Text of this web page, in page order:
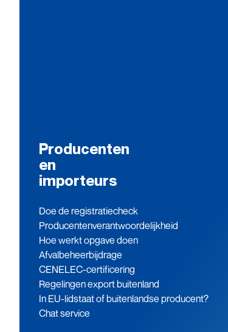
Producenten
en
importeurs
Doe de registratiecheck
Producenten­verantwoordelijkheid
Hoe werkt opgave doen
Afvalbeheerbijdrage
CENELEC-certificering
Regelingen export buitenland
In EU-lidstaat of buitenlandse producent?
Chat service